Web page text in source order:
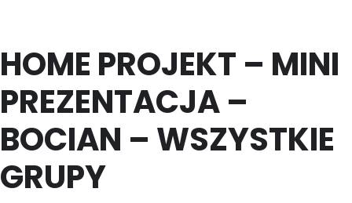
HOME PROJEKT – MINI
PREZENTACJA –
BOCIAN – WSZYSTKIE
GRUPY